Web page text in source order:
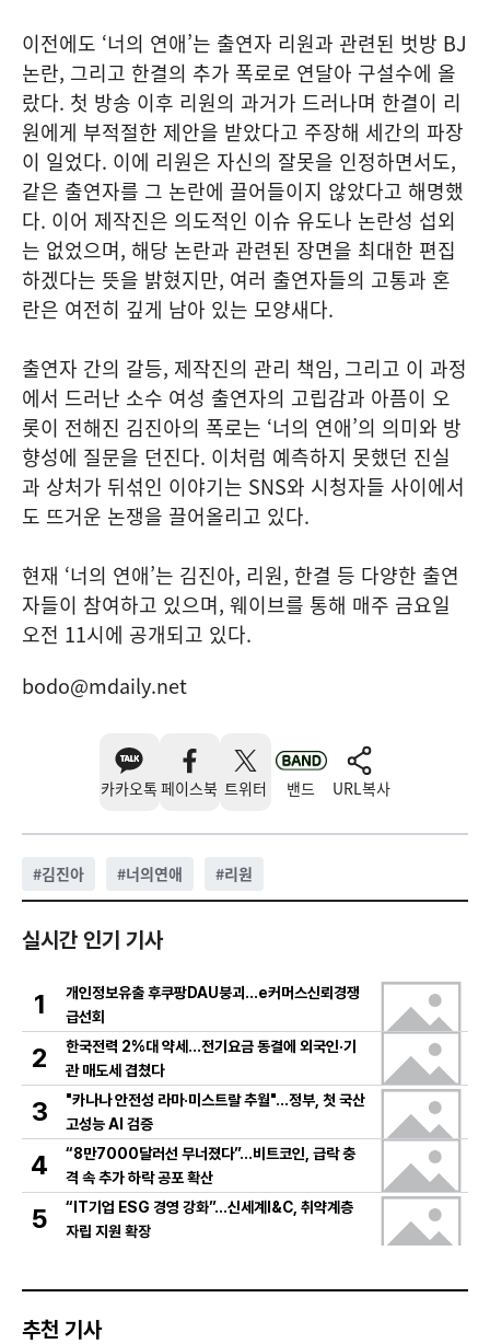
이전에도 ‘너의 연애’는 출연자 리원과 관련된 벗방 BJ
논란, 그리고 한결의 추가 폭로로 연달아 구설수에 올
랐다. 첫 방송 이후 리원의 과거가 드러나며 한결이 리
원에게 부적절한 제안을 받았다고 주장해 세간의 파장
이 일었다. 이에 리원은 자신의 잘못을 인정하면서도,
같은 출연자를 그 논란에 끌어들이지 않았다고 해명했
다. 이어 제작진은 의도적인 이슈 유도나 논란성 섭외
는 없었으며, 해당 논란과 관련된 장면을 최대한 편집
하겠다는 뜻을 밝혔지만, 여러 출연자들의 고통과 혼
란은 여전히 깊게 남아 있는 모양새다.
출연자 간의 갈등, 제작진의 관리 책임, 그리고 이 과정
에서 드러난 소수 여성 출연자의 고립감과 아픔이 오
롯이 전해진 김진아의 폭로는 ‘너의 연애’의 의미와 방
향성에 질문을 던진다. 이처럼 예측하지 못했던 진실
과 상처가 뒤섞인 이야기는 SNS와 시청자들 사이에서
도 뜨거운 논쟁을 끌어올리고 있다.
현재 ‘너의 연애’는 김진아, 리원, 한결 등 다양한 출연
자들이 참여하고 있으며, 웨이브를 통해 매주 금요일
오전 11시에 공개되고 있다.
bodo@mdaily.net
카카오톡 페이스북 트위터 밴드 URL복사
#김진아 #너의연애 #리원
실시간 인기 기사
1
개인정보유출 후쿠팡DAU붕괴…e커머스신뢰경쟁
급선회
2
한국전력 2%대 약세…전기요금 동결에 외국인·기
관 매도세 겹쳤다
3
"카나나 안전성 라마·미스트랄 추월"…정부, 첫 국산
고성능 AI 검증
4
“8만7000달러선 무너졌다”…비트코인, 급락 충
격 속 추가 하락 공포 확산
5
“IT기업 ESG 경영 강화”…신세계I&C, 취약계층
자립 지원 확장
추천 기사